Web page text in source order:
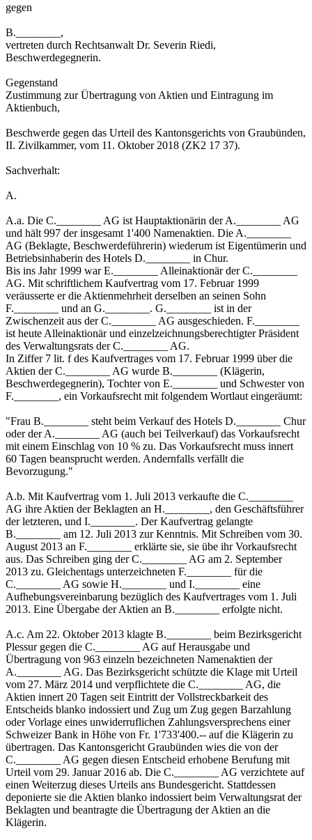
gegen
B.________,
vertreten durch Rechtsanwalt Dr. Severin Riedi,
Beschwerdegegnerin.
Gegenstand
Zustimmung zur Übertragung von Aktien und Eintragung im
Aktienbuch,
Beschwerde gegen das Urteil des Kantonsgerichts von Graubünden,
II. Zivilkammer, vom 11. Oktober 2018 (ZK2 17 37).
Sachverhalt:
A.
A.a. Die C.________ AG ist Hauptaktionärin der A.________ AG
und hält 997 der insgesamt 1'400 Namenaktien. Die A.________
AG (Beklagte, Beschwerdeführerin) wiederum ist Eigentümerin und
Betriebsinhaberin des Hotels D.________ in Chur.
Bis ins Jahr 1999 war E.________ Alleinaktionär der C.________
AG. Mit schriftlichem Kaufvertrag vom 17. Februar 1999
veräusserte er die Aktienmehrheit derselben an seinen Sohn
F.________ und an G.________. G.________ ist in der
Zwischenzeit aus der C.________ AG ausgeschieden. F.________
ist heute Alleinaktionär und einzelzeichnungsberechtigter Präsident
des Verwaltungsrats der C.________ AG.
In Ziffer 7 lit. f des Kaufvertrages vom 17. Februar 1999 über die
Aktien der C.________ AG wurde B.________ (Klägerin,
Beschwerdegegnerin), Tochter von E.________ und Schwester von
F.________, ein Vorkaufsrecht mit folgendem Wortlaut eingeräumt:
"Frau B.________ steht beim Verkauf des Hotels D.________ Chur
oder der A.________ AG (auch bei Teilverkauf) das Vorkaufsrecht
mit einem Einschlag von 10 % zu. Das Vorkaufsrecht muss innert
60 Tagen beansprucht werden. Andernfalls verfällt die
Bevorzugung."
A.b. Mit Kaufvertrag vom 1. Juli 2013 verkaufte die C.________
AG ihre Aktien der Beklagten an H.________, den Geschäftsführer
der letzteren, und I.________. Der Kaufvertrag gelangte
B.________ am 12. Juli 2013 zur Kenntnis. Mit Schreiben vom 30.
August 2013 an F.________ erklärte sie, sie übe ihr Vorkaufsrecht
aus. Das Schreiben ging der C.________ AG am 2. September
2013 zu. Gleichentags unterzeichneten F.________ für die
C.________ AG sowie H.________ und I.________ eine
Aufhebungsvereinbarung bezüglich des Kaufvertrages vom 1. Juli
2013. Eine Übergabe der Aktien an B.________ erfolgte nicht.
A.c. Am 22. Oktober 2013 klagte B.________ beim Bezirksgericht
Plessur gegen die C.________ AG auf Herausgabe und
Übertragung von 963 einzeln bezeichneten Namenaktien der
A.________ AG. Das Bezirksgericht schützte die Klage mit Urteil
vom 27. März 2014 und verpflichtete die C.________ AG, die
Aktien innert 20 Tagen seit Eintritt der Vollstreckbarkeit des
Entscheids blanko indossiert und Zug um Zug gegen Barzahlung
oder Vorlage eines unwiderruflichen Zahlungsversprechens einer
Schweizer Bank in Höhe von Fr. 1'733'400.-- auf die Klägerin zu
übertragen. Das Kantonsgericht Graubünden wies die von der
C.________ AG gegen diesen Entscheid erhobene Berufung mit
Urteil vom 29. Januar 2016 ab. Die C.________ AG verzichtete auf
einen Weiterzug dieses Urteils ans Bundesgericht. Stattdessen
deponierte sie die Aktien blanko indossiert beim Verwaltungsrat der
Beklagten und beantragte die Übertragung der Aktien an die
Klägerin.